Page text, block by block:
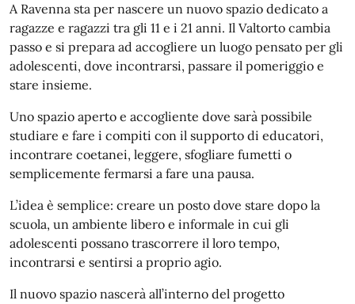
A Ravenna sta per nascere un nuovo spazio dedicato a
ragazze e ragazzi tra gli 11 e i 21 anni. Il Valtorto cambia
passo e si prepara ad accogliere un luogo pensato per gli
adolescenti, dove incontrarsi, passare il pomeriggio e
stare insieme.
Uno spazio aperto e accogliente dove sarà possibile
studiare e fare i compiti con il supporto di educatori,
incontrare coetanei, leggere, sfogliare fumetti o
semplicemente fermarsi a fare una pausa.
L’idea è semplice: creare un posto dove stare dopo la
scuola, un ambiente libero e informale in cui gli
adolescenti possano trascorrere il loro tempo,
incontrarsi e sentirsi a proprio agio.
Il nuovo spazio nascerà all’interno del progetto